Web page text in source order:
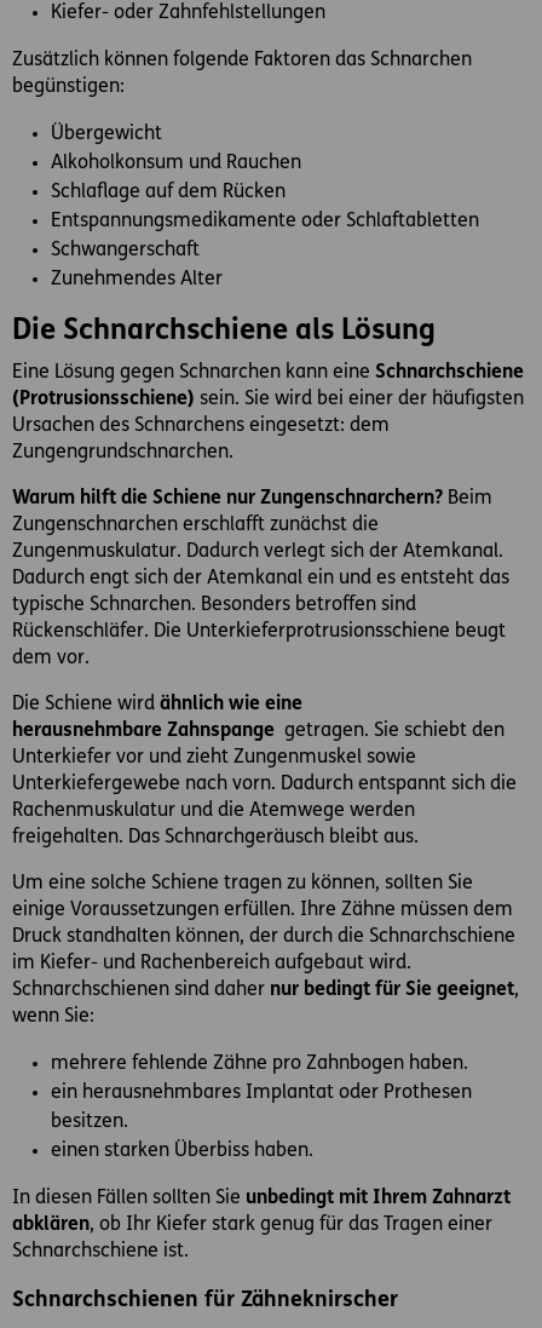
Kiefer- oder Zahnfehlstellungen
Zusätzlich können folgende Faktoren das Schnarchen
begünstigen:
Übergewicht
Alkoholkonsum und Rauchen
Schlaflage auf dem Rücken
Entspannungsmedikamente oder Schlaftabletten
Schwangerschaft
Zunehmendes Alter
Die Schnarchschiene als Lösung
Eine Lösung gegen Schnarchen kann eine Schnarchschiene
(Protrusionsschiene) sein. Sie wird bei einer der häufigsten
Ursachen des Schnarchens eingesetzt: dem
Zungengrundschnarchen.
Warum hilft die Schiene nur Zungenschnarchern? Beim
Zungenschnarchen erschlafft zunächst die
Zungenmuskulatur. Dadurch verlegt sich der Atemkanal.
Dadurch engt sich der Atemkanal ein und es entsteht das
typische Schnarchen. Besonders betroffen sind
Rückenschläfer. Die Unterkieferprotrusionsschiene beugt
dem vor.
Die Schiene wird ähnlich wie eine
herausnehmbare Zahnspange getragen. Sie schiebt den
Unterkiefer vor und zieht Zungenmuskel sowie
Unterkiefergewebe nach vorn. Dadurch entspannt sich die
Rachenmuskulatur und die Atemwege werden
freigehalten. Das Schnarchgeräusch bleibt aus.
Um eine solche Schiene tragen zu können, sollten Sie
einige Voraussetzungen erfüllen. Ihre Zähne müssen dem
Druck standhalten können, der durch die Schnarchschiene
im Kiefer- und Rachenbereich aufgebaut wird.
Schnarchschienen sind daher nur bedingt für Sie geeignet,
wenn Sie:
mehrere fehlende Zähne pro Zahnbogen haben.
ein herausnehmbares Implantat oder Prothesen
besitzen.
einen starken Überbiss haben.
In diesen Fällen sollten Sie unbedingt mit Ihrem Zahnarzt
abklären, ob Ihr Kiefer stark genug für das Tragen einer
Schnarchschiene ist.
Schnarchschienen für Zähneknirscher